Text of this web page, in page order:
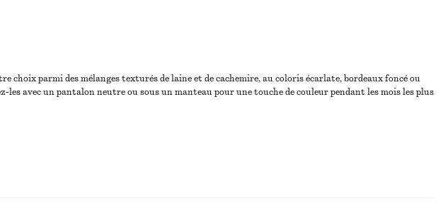
parmi des mélanges texturés de laine et de cachemire, au coloris écarlate, bordeaux foncé ou
avec un pantalon neutre ou sous un manteau pour une touche de couleur pendant les mois les plus